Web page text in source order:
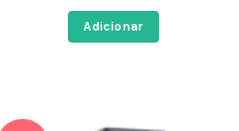
era:
199,00 €.
Adicionar